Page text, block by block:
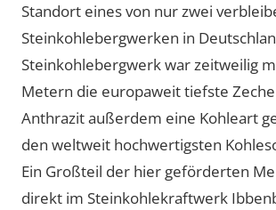
Standort eines von nur zwei
Steinkohlebergwerken in
Steinkohlebergwerk war zeitweilig
Metern die europaweit tiefste
Anthrazit außerdem eine Kohleart
den weltweit hochwertigsten
Ein Großteil der hier geförderten
direkt im Steinkohlekraftwerk